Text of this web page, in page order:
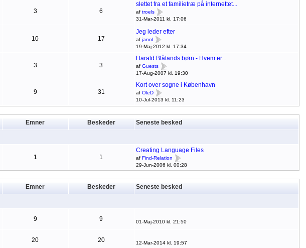
3 6
slettet fra et familietræ på internettet...
af troels
31-Mar-2011 kl. 17:06
10 17
Jeg leder efter
af janol
19-Maj-2012 kl. 17:34
3 3
Harald Blåtands børn - Hvem er...
af Guests
17-Aug-2007 kl. 19:30
9 31
Kort over sogne i København
af OleD
10-Jul-2013 kl. 11:23
Emner Beskeder Seneste besked
1 1
Creating Language Files
af Find-Relation
29-Jun-2006 kl. 00:28
Emner Beskeder Seneste besked
9 9 01-Maj-2010 kl. 21:50
20 20 12-Mar-2014 kl. 19:57